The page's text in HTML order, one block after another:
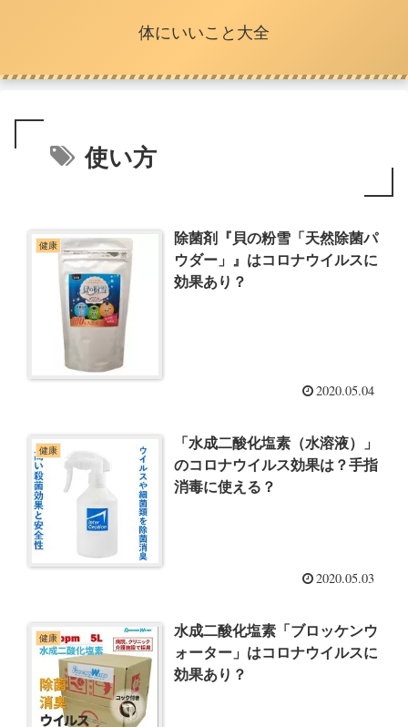
体にいいこと大全
使い方
健康
除菌剤『貝の粉雪「天然除菌パ
ウダー」』はコロナウイルスに
効果あり？
2020.05.04
健康
「水成二酸化塩素（水溶液）」
のコロナウイルス効果は？手指
消毒に使える？
2020.05.03
健康
水成二酸化塩素「ブロッケンウ
ォーター」はコロナウイルスに
効果あり？